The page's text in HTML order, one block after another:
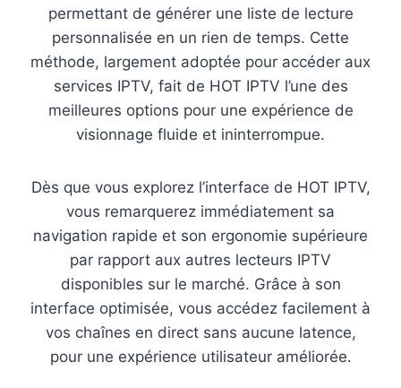
permettant de générer une liste de lecture
personnalisée en un rien de temps. Cette
méthode, largement adoptée pour accéder aux
services IPTV, fait de HOT IPTV l’une des
meilleures options pour une expérience de
visionnage fluide et ininterrompue.
Dès que vous explorez l’interface de HOT IPTV,
vous remarquerez immédiatement sa
navigation rapide et son ergonomie supérieure
par rapport aux autres lecteurs IPTV
disponibles sur le marché. Grâce à son
interface optimisée, vous accédez facilement à
vos chaînes en direct sans aucune latence,
pour une expérience utilisateur améliorée.